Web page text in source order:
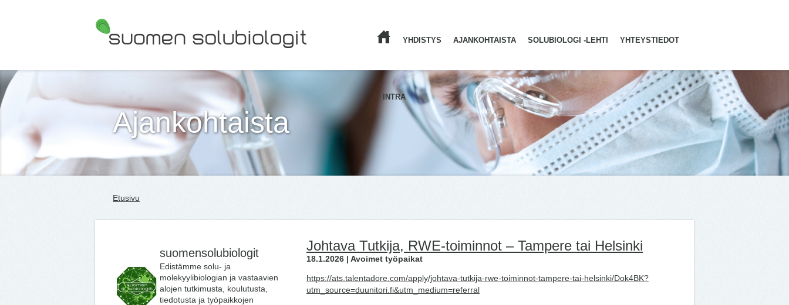
YHDISTYS AJANKOHTAISTA SOLUBIOLOGI -LEHTI YHTEYSTIEDOT
INTRA
Ajankohtaista
Etusivu
suomensolubiologit
Edistämme solu- ja
molekyylibiologian ja vastaavien
alojen tutkimusta, koulutusta,
tiedotusta ja työpaikkojen
Johtava Tutkija, RWE-toiminnot – Tampere tai Helsinki
18.1.2026 | Avoimet työpaikat
https://ats.talentadore.com/apply/johtava-tutkija-rwe-toiminnot-tampere-tai-helsinki/Dok4BK?
utm_source=duunitori.fi&utm_medium=referral